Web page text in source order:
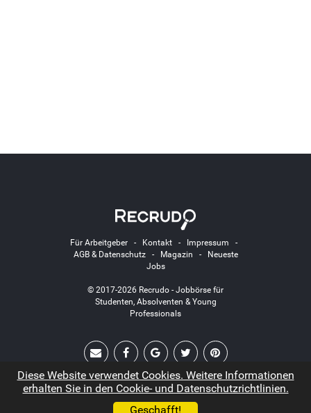
Für Arbeitgeber- Kontakt- Impressum -
AGB & Datenschutz- Magazin -
Neueste
Jobs
© 2017-2026 Recrudo - Jobbörse für
Studenten, Absolventen & Young
Professionals
Diese Website verwendet Cookies. Weitere Informationen
erhalten Sie in den Cookie- und Datenschutzrichtlinien.
Geschafft!